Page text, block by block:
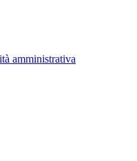
amministrativa